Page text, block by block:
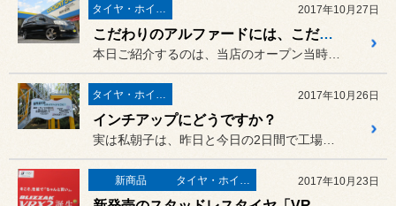
2017年10月27日
こだわりのアルファードには、こだわりのタイヤホイールを取り付け！
2017年10月26日
インチアップにどうですか？
新商品 2017年10月23日